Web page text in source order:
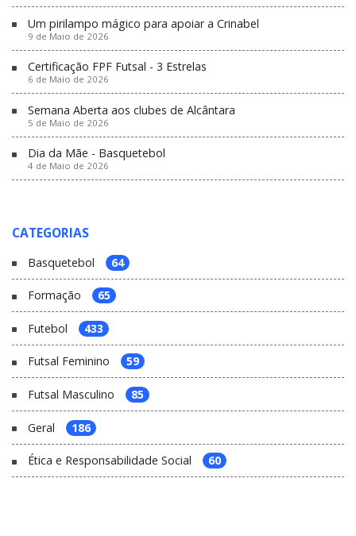
Um pirilampo mágico para apoiar a Crinabel
9 de Maio de 2026
Certificação FPF Futsal - 3 Estrelas
6 de Maio de 2026
Semana Aberta aos clubes de Alcântara
5 de Maio de 2026
Dia da Mãe - Basquetebol
4 de Maio de 2026
CATEGORIAS
Basquetebol 64
Formação 65
Futebol 433
Futsal Feminino 59
Futsal Masculino 85
Geral 186
Ética e Responsabilidade Social 60